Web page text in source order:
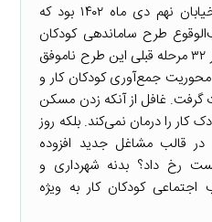
طرح ساماندهی کودکان کار خیابان نهم دی ماه ۱۴۰۲ بود که
طرح ساماندهی کودکان
کار خیابانی خبر داد. در این خبر ۳۲ مرحله قبلی این طرح ناموفق
جمع‌آوری کودکان کار و
گرفت. غافل از آنکه زدن مسکن
کار را درمان نمی‌کند. بلکه روز
در قالب مشاغل جدید افزوده
چرا ۳۲ بار شکست رخ داد؟ بدنه شهرداری و
کودکان کار به ویژه